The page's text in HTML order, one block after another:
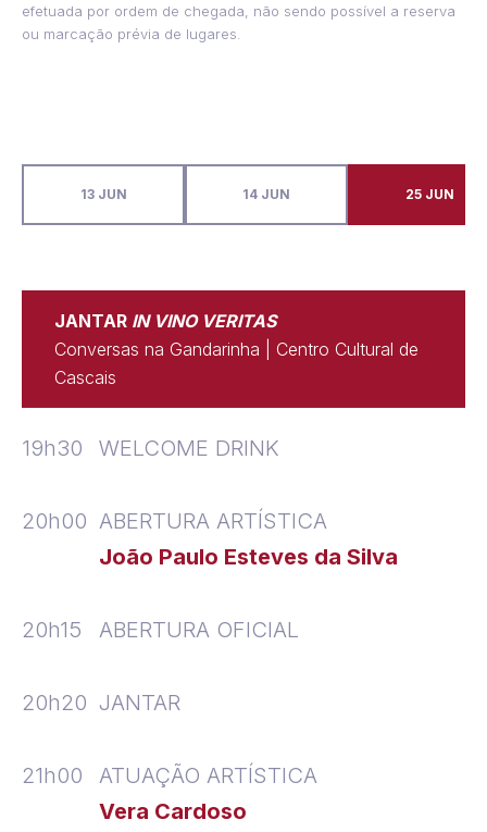
efetuada por ordem de chegada, não sendo possível a reserva
ou marcação prévia de lugares.
13 JUN 14 JUN 25 JUN
JANTAR IN VINO VERITAS
Conversas na Gandarinha | Centro Cultural de
Cascais
19h30 WELCOME DRINK
20h00 ABERTURA ARTÍSTICA
João Paulo Esteves da Silva
20h15 ABERTURA OFICIAL
20h20 JANTAR
21h00
ATUAÇÃO ARTÍSTICA
Vera Cardoso